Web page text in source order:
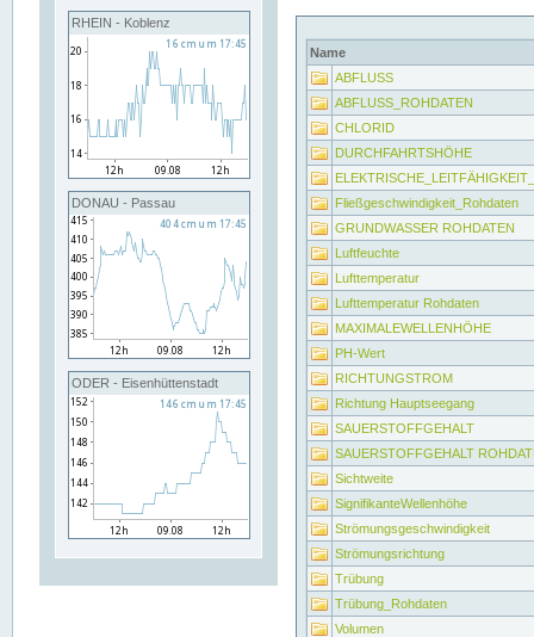
RHEIN - Koblenz
DONAU - Passau
ODER - Eisenhüttenstadt
Name
ABFLUSS
ABFLUSS_ROHDATEN
CHLORID
DURCHFAHRTSHÖHE
Fließgeschwindigkeit_Rohdaten
GRUNDWASSER ROHDATEN
Luftfeuchte
Lufttemperatur
Lufttemperatur Rohdaten
MAXIMALEWELLENHÖHE
PH-Wert
RICHTUNGSTROM
Richtung Hauptseegang
SAUERSTOFFGEHALT
SAUERSTOFFGEHALT
Sichtweite
SignifikanteWellenhöhe
Strömungsgeschwindigkeit
Strömungsrichtung
Trübung
Trübung_Rohdaten
Volumen